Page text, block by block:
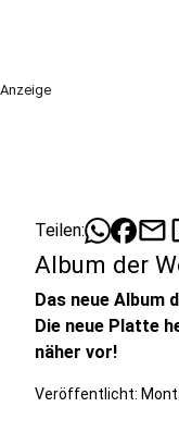
Anzeige
Teilen: mail
Album der
Das neue Album
Die neue Platte
näher vor!
Veröffentlicht: